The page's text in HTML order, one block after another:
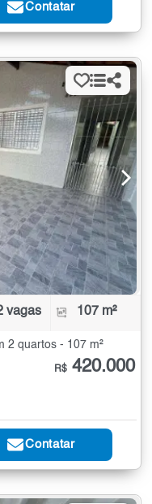
Contatar
vagas 107 m²
2 quartos - 107 m²
R$ 420.000
Contatar